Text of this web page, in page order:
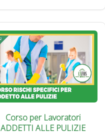
Corso per Lavoratori
ADDETTI ALLE PULIZIE